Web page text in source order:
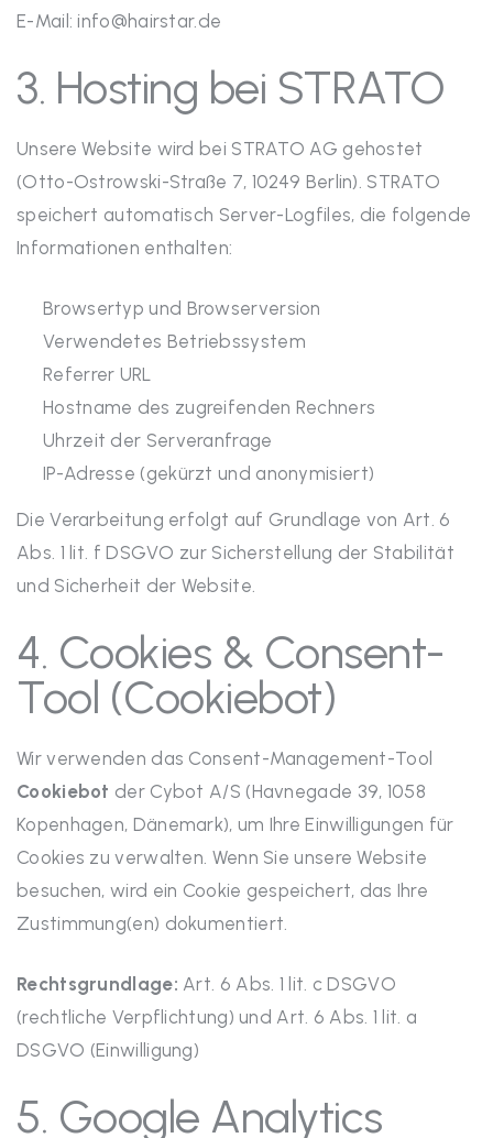
E-Mail:info@hairstar.de
3. Hosting bei STRATO
Unsere Website wird bei STRATO AG gehostet
(Otto-Ostrowski-Straße 7, 10249 Berlin). STRATO
speichert automatisch Server-Logfiles, die folgende
Informationen enthalten:
Browsertyp und Browserversion
Verwendetes Betriebssystem
Referrer URL
Hostname des zugreifenden Rechners
Uhrzeit der Serveranfrage
IP-Adresse (gekürzt und anonymisiert)
Die Verarbeitung erfolgt auf Grundlage von Art. 6
Abs. 1 lit. f DSGVO zur Sicherstellung der Stabilität
und Sicherheit der Website.
4. Cookies & Consent-
Tool (Cookiebot)
Wir verwenden das Consent-Management-Tool
Cookiebot der Cybot A/S (Havnegade 39, 1058
Kopenhagen, Dänemark), um Ihre Einwilligungen für
Cookies zu verwalten. Wenn Sie unsere Website
besuchen, wird ein Cookie gespeichert, das Ihre
Zustimmung(en) dokumentiert.
Rechtsgrundlage: Art. 6 Abs. 1 lit. c DSGVO
(rechtliche Verpflichtung) und Art. 6 Abs. 1 lit. a
DSGVO (Einwilligung)
5. Google Analytics